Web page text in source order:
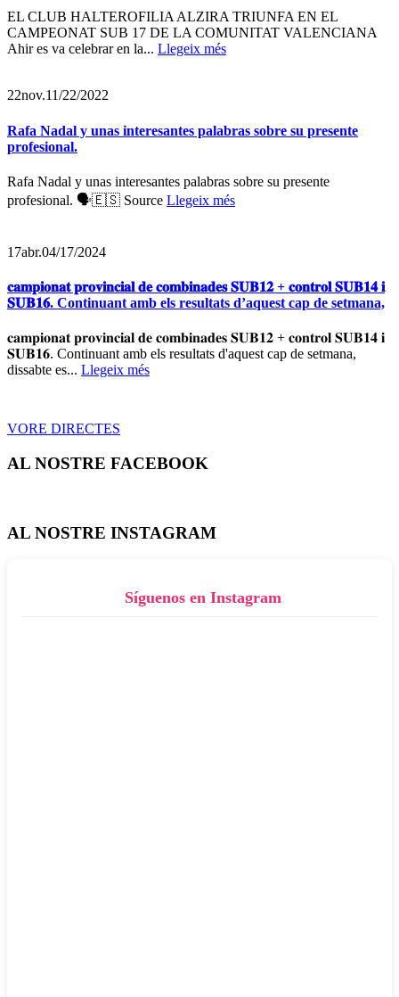
EL CLUB HALTEROFILIA ALZIRA TRIUNFA EN EL
CAMPEONAT SUB 17 DE LA COMUNITAT VALENCIANA
Ahir es va celebrar en la... Llegeix més
22nov.11/22/2022
Rafa Nadal y unas interesantes palabras sobre su presente
profesional.
Rafa Nadal y unas interesantes palabras sobre su presente
profesional. 🗣️🇪🇸 Source Llegeix més
17abr.04/17/2024
𝐜𝐚𝐦𝐩𝐢𝐨𝐧𝐚𝐭 𝐩𝐫𝐨𝐯𝐢𝐧𝐜𝐢𝐚𝐥 𝐝𝐞 𝐜𝐨𝐦𝐛𝐢𝐧𝐚𝐝𝐞𝐬 𝐒𝐔𝐁𝟏𝟐 + 𝐜𝐨𝐧𝐭𝐫𝐨𝐥 𝐒𝐔𝐁𝟏𝟒 𝐢
𝐒𝐔𝐁𝟏𝟔. Continuant amb els resultats d’aquest cap de setmana,
𝐜𝐚𝐦𝐩𝐢𝐨𝐧𝐚𝐭 𝐩𝐫𝐨𝐯𝐢𝐧𝐜𝐢𝐚𝐥 𝐝𝐞 𝐜𝐨𝐦𝐛𝐢𝐧𝐚𝐝𝐞𝐬 𝐒𝐔𝐁𝟏𝟐 + 𝐜𝐨𝐧𝐭𝐫𝐨𝐥 𝐒𝐔𝐁𝟏𝟒 𝐢
𝐒𝐔𝐁𝟏𝟔. Continuant amb els resultats d'aquest cap de setmana,
dissabte es... Llegeix més
VORE DIRECTES
AL NOSTRE FACEBOOK
AL NOSTRE INSTAGRAM
Síguenos en Instagram